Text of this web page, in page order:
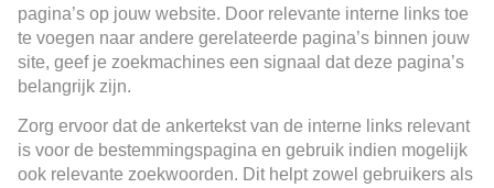
pagina’s op jouw website. Door relevante interne links toe
te voegen naar andere gerelateerde pagina’s binnen jouw
site, geef je zoekmachines een signaal dat deze pagina’s
belangrijk zijn.
Zorg ervoor dat de ankertekst van de interne links relevant
is voor de bestemmingspagina en gebruik indien mogelijk
ook relevante zoekwoorden. Dit helpt zowel gebruikers als